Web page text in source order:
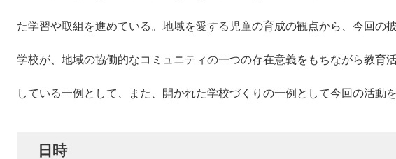
た学習や取組を進めている。地域を愛する児童の育成の観点から、今回の披
学校が、地域の協働的なコミュニティの一つの存在意義をもちながら教育
している一例として、また、開かれた学校づくりの一例として今回の活動を
日時